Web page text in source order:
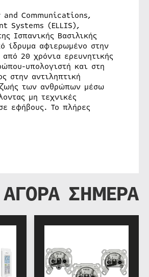
Communications,
Systems (ELLIS),
Ισπανικής Βασιλικής
ίδρυμα αφιερωμένο στην
20 χρόνια ερευνητικής
υπολογιστή και στη
στην αντιληπτική
ζωής των ανθρώπων μέσω
μη τεχνικές
εφήβους. Το πλήρες
ΣΗΜΕΡΑ